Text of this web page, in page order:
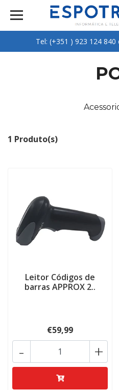
Tel: (+351 ) 923 124
1 Produto(s)
Leitor Códigos de
barras APPROX 2..
€59,99
+
-